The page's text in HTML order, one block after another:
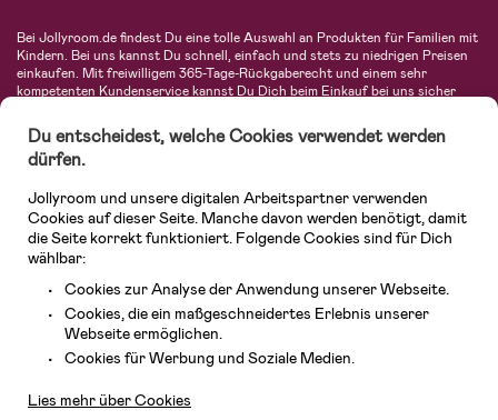
Bei Jollyroom.de findest Du eine tolle Auswahl an Produkten für Familien mit
Kindern. Bei uns kannst Du schnell, einfach und stets zu niedrigen Preisen
einkaufen. Mit freiwilligem 365-Tage-Rückgaberecht und einem sehr
kompetenten Kundenservice kannst Du Dich beim Einkauf bei uns sicher
Autositze, Kinder- und Babymode, Produkte für Mütter und eine Menge
fantastischer Einrichtungsgegenstände, Spielsachen, Babyprodukte und
vieles mehr. Wir haben Produkte von bekannten Herstellern wie Britax, Maxi-
Avent, Jack Wolfskin, Cybex, LEGO und vielen mehr. Schau Dich um in
unserer vielfältigen Online-Boutique für Kinder & Babys. Willkommen!
Du entscheidest, welche Cookies verwendet werden
dürfen.
Jollyroom und unsere digitalen Arbeitspartner verwenden
Cookies auf dieser Seite. Manche davon werden benötigt, damit
die Seite korrekt funktioniert. Folgende Cookies sind für Dich
wählbar:
Cookies zur Analyse der Anwendung unserer Webseite.
Cookies, die ein maßgeschneidertes Erlebnis unserer
Webseite ermöglichen.
Cookies für Werbung und Soziale Medien.
Lies mehr über Cookies